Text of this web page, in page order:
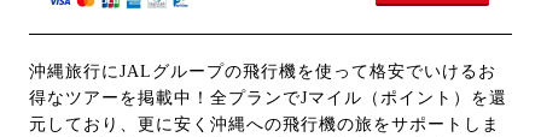
沖縄旅行にJALグループの飛行機を使って格安でいけるお
得なツアーを掲載中！全プランでJマイル（ポイント）を還
元しており、更に安く沖縄への飛行機の旅をサポートしま